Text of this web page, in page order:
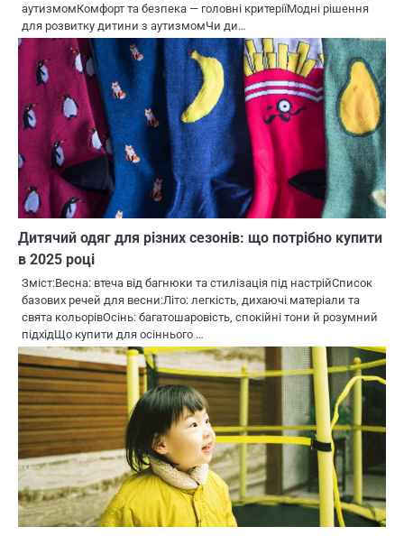
аутизмомКомфорт та безпека — головні критеріїМодні рішення
для розвитку дитини з аутизмомЧи ди…
Дитячий одяг для різних сезонів: що потрібно купити
в 2025 році
Зміст:Весна: втеча від багнюки та стилізація під настрійСписок
базових речей для весни:Літо: легкість, дихаючі матеріали та
свята кольорівОсінь: багатошаровість, спокійні тони й розумний
підхідЩо купити для осіннього …